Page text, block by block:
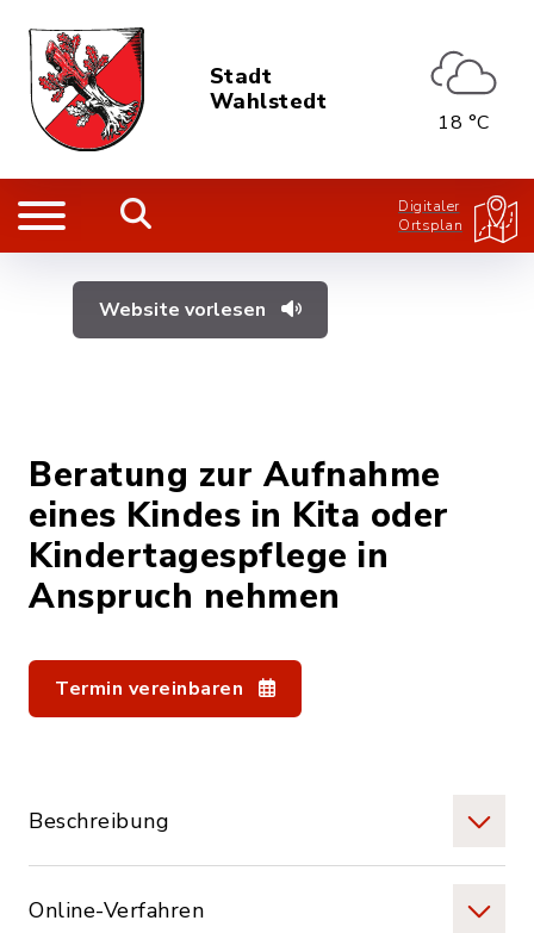
Stadt
Wahlstedt
18 °C
Digitaler
Ortsplan
Website vorlesen
Beratung zur Aufnahme
eines Kindes in Kita oder
Kindertagespflege in
Anspruch nehmen
Termin vereinbaren
Beschreibung
Online-Verfahren